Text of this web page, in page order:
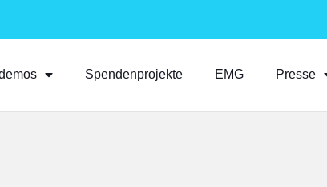
Spendenprojekte EMG Presse